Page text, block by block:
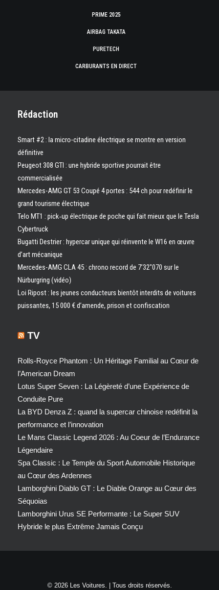
PRIME 2025
AIRBAG TAKATA
PURETECH
CARBURANTS EN DIRECT
Rédaction
Smart #2 : la micro-citadine électrique se montre en version
définitive
Peugeot 308 GTI : une hybride sportive pourrait être
commercialisée
Mercedes-AMG GT 53 Coupé 4 portes : 544 ch pour redéfinir le
grand tourisme électrique
Telo MT1 : pick‑up électrique de poche qui fait mieux que le Tesla
Cybertruck
Bugatti Destrier : hypercar unique qui réinvente le W16 en œuvre
d’art mécanique
Mercedes-AMG CLA 45 : chrono record de 7’32″070 sur le
Nürburgring (vidéo)
Loi Ripost : les jeunes conducteurs bientôt interdits de voitures
puissantes, 15 000 € d’amende, prison et confiscation
TV
Rolls-Royce Phantom : Un Héritage Familial au Cœur de
l’American Dream
Lotus Super Seven : La Légèreté d’une Expérience de
Conduite Pure
La BYD Denza Z : quand la supercar chinoise redéfinit la
performance et l’innovation
Le Mans Classic Legend 2026 : Au Coeur de l’Endurance
Légendaire
Spa Classic : Le Temple du Sport Automobile Historique
au Cœur des Ardennes
Lamborghini Diablo GT : Le Diable Orange au Cœur des
Séquoias
Lamborghini Urus SE Performante : Le Super SUV
Hybride le plus Extrême Jamais Conçu
© 2026 Les Voitures. | Tous droits réservés.